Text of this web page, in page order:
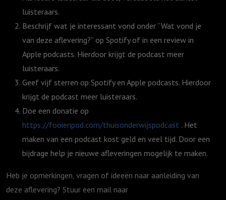
luisteraars.
Beschrijf wat je interessant vond onder “Wat vond je
van deze aflevering?” op Spotify of in een review in
Apple podcasts. Hierdoor krijgt de podcast meer
luisteraars.
Geef vijf sterren op Spotify en Apple podcasts. Hierdoor
krijgt de podcast meer luisteraars.
Doe een donatie op
https://fooienpod.com/thuisonderwijspodcast . Het
maken van een podcast kost geld en veel tijd. Door een
bijdrage help je nieuwe afleveringen mogelijk te maken.
Heb je opmerkingen, vragen of ideeën naar aanleiding van
deze aflevering? Stuur een mail naar